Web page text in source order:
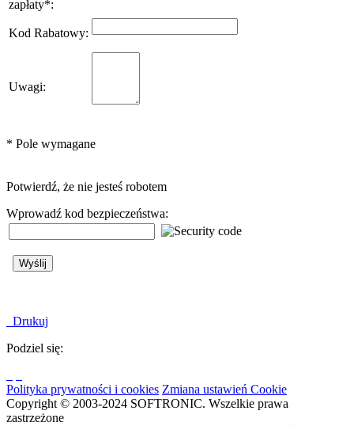
zapłaty*:
Kod Rabatowy:
Uwagi:
* Pole wymagane
Potwierdź, że nie jesteś robotem
Wprowadź kod bezpieczeństwa:
Drukuj
Podziel się:
Polityka prywatności i cookies Zmiana ustawień Cookie
Copyright © 2003-2024 SOFTRONIC. Wszelkie prawa
zastrzeżone